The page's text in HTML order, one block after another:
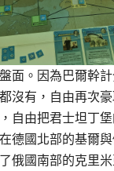
面。因為巴爾幹
沒有，自由再次
自由把君士坦丁
德國北部的基爾
俄國南部的克里